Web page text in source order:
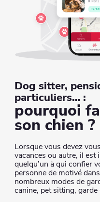
Dog sitter,
particuliers… :
pourquoi
son chien ?
Lorsque vous devez
vacances ou autre, il
quelqu’un à qui confier
personne de motivé
nombreux modes de
canine, pet sitting,